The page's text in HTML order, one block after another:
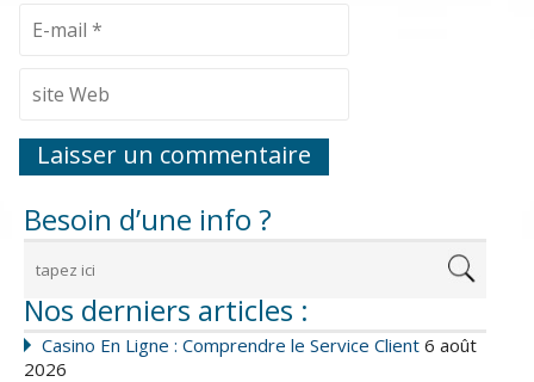
Besoin d’une info ?
Nos derniers articles :
Casino En Ligne : Comprendre le Service Client 6 août
2026